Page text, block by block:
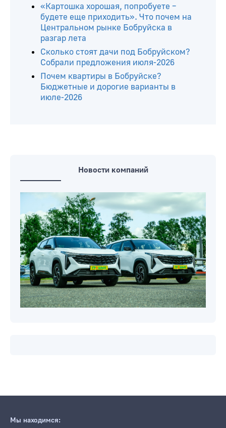
«Картошка хорошая, попробуете –
будете еще приходить». Что почем на
Центральном рынке Бобруйска в
разгар лета
Сколько стоят дачи под Бобруйском?
Собрали предложения июля-2026
Почем квартиры в Бобруйске?
Бюджетные и дорогие варианты в
июле-2026
Новости компаний
Мы находимся: